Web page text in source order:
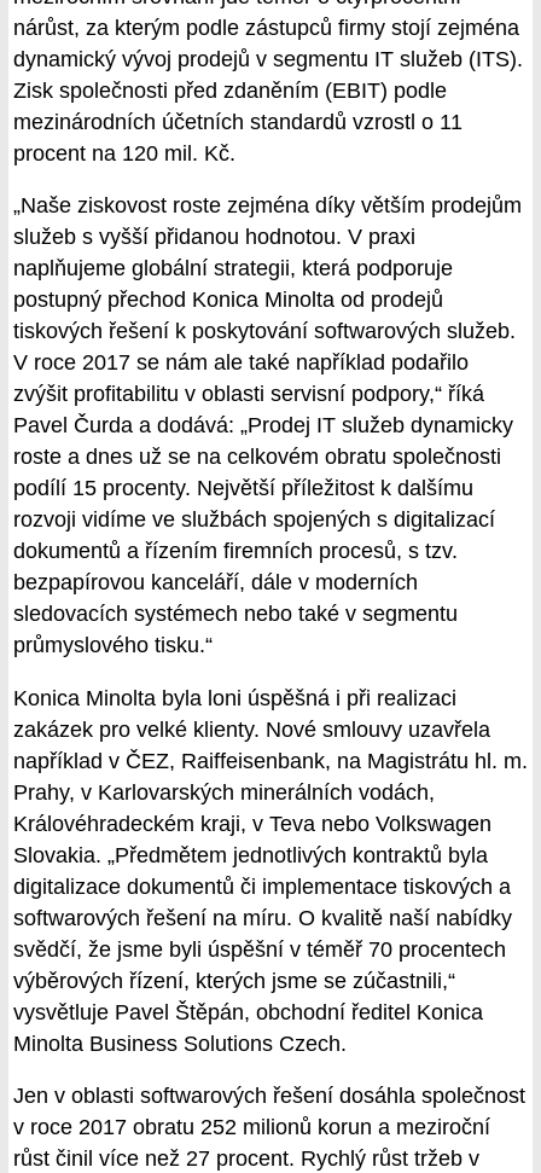
nárůst, za kterým podle zástupců firmy stojí zejména
dynamický vývoj prodejů v segmentu IT služeb (ITS).
Zisk společnosti před zdaněním (EBIT) podle
mezinárodních účetních standardů vzrostl o 11
procent na 120 mil. Kč.
„Naše ziskovost roste zejména díky větším prodejům
služeb s vyšší přidanou hodnotou. V praxi
naplňujeme globální strategii, která podporuje
postupný přechod Konica Minolta od prodejů
tiskových řešení k poskytování softwarových služeb.
V roce 2017 se nám ale také například podařilo
zvýšit profitabilitu v oblasti servisní podpory,“ říká
Pavel Čurda a dodává: „Prodej IT služeb dynamicky
roste a dnes už se na celkovém obratu společnosti
podílí 15 procenty. Největší příležitost k dalšímu
rozvoji vidíme ve službách spojených s digitalizací
dokumentů a řízením firemních procesů, s tzv.
bezpapírovou kanceláří, dále v moderních
sledovacích systémech nebo také v segmentu
průmyslového tisku.“
Konica Minolta byla loni úspěšná i při realizaci
zakázek pro velké klienty. Nové smlouvy uzavřela
například v ČEZ, Raiffeisenbank, na Magistrátu hl. m.
Prahy, v Karlovarských minerálních vodách,
Královéhradeckém kraji, v Teva nebo Volkswagen
Slovakia. „Předmětem jednotlivých kontraktů byla
digitalizace dokumentů či implementace tiskových a
softwarových řešení na míru. O kvalitě naší nabídky
svědčí, že jsme byli úspěšní v téměř 70 procentech
výběrových řízení, kterých jsme se zúčastnili,“
vysvětluje Pavel Štěpán, obchodní ředitel Konica
Minolta Business Solutions Czech.
Jen v oblasti softwarových řešení dosáhla společnost
v roce 2017 obratu 252 milionů korun a meziroční
růst činil více než 27 procent. Rychlý růst tržeb v